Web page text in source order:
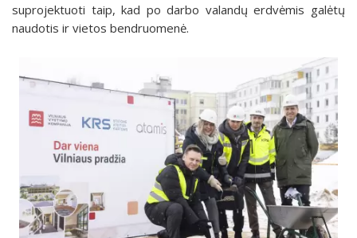
suprojektuoti taip, kad po darbo valandų erdvėmis galėtų
naudotis ir vietos bendruomenė.